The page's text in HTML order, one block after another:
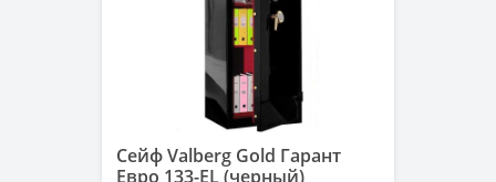
Сейф Valberg Gold Гарант
Евро 133-EL (черный)